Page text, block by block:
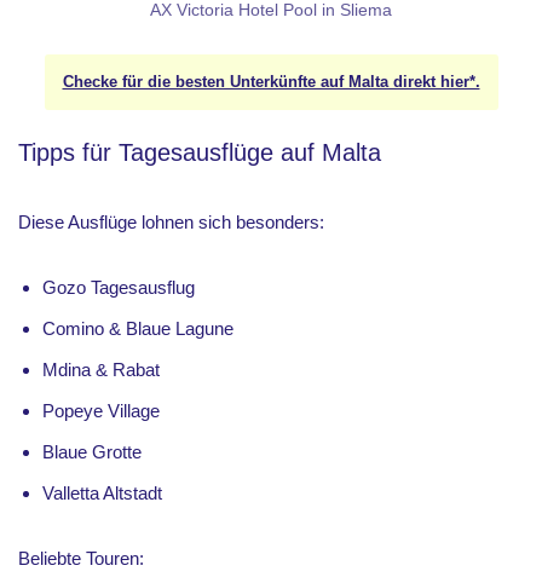
AX Victoria Hotel Pool in Sliema
Checke für die besten Unterkünfte auf Malta direkt hier*.
Tipps für Tagesausflüge auf Malta
Diese Ausflüge lohnen sich besonders:
Gozo Tagesausflug
Comino & Blaue Lagune
Mdina & Rabat
Popeye Village
Blaue Grotte
Valletta Altstadt
Beliebte Touren: